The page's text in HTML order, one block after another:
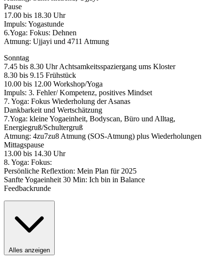
Pause
17.00 bis 18.30 Uhr
Impuls: Yogastunde
6.Yoga: Fokus: Dehnen
Atmung: Ujjayi und 4711 Atmung
Sonntag
7.45 bis 8.30 Uhr Achtsamkeitsspaziergang ums Kloster
8.30 bis 9.15 Frühstück
10.00 bis 12.00 Workshop/Yoga
Impuls: 3. Fehler/ Kompetenz, positives Mindset
7. Yoga: Fokus Wiederholung der Asanas
Dankbarkeit und Wertschätzung
7.Yoga: kleine Yogaeinheit, Bodyscan, Büro und Alltag,
Energiegruß/Schultergruß
Atmung: 4zu7zu8 Atmung (SOS-Atmung) plus Wiederholungen
Mittagspause
13.00 bis 14.30 Uhr
8. Yoga: Fokus:
Persönliche Reflextion: Mein Plan für 2025
Sanfte Yogaeinheit 30 Min: Ich bin in Balance
Feedbackrunde
Alles anzeigen